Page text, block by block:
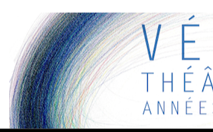
intéressants pour vous ! Appréciez votre séjour :)